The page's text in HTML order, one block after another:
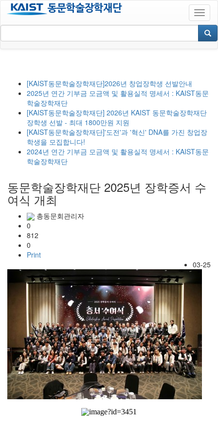
[KAIST동문학술장학재단]2026년 창업장학생 선발안내
2025년 연간 기부금 모금액 및 활용실적 명세서 : KAIST동문
학술장학재단
[KAIST동문학술장학재단] 2026년 KAIST 동문학술장학재단
장학생 선발 - 최대 1800만원 지원
[KAIST동문학술장학재단]'도전'과 '혁신' DNA를 가진 창업장
학생을 모집합니다!
2024년 연간 기부금 모금액 및 활용실적 명세서 : KAIST동문
학술장학재단
동문학술장학재단 2025년 장학증서 수
여식 개최
총동문회관리자
0
812
0
Print
03-25